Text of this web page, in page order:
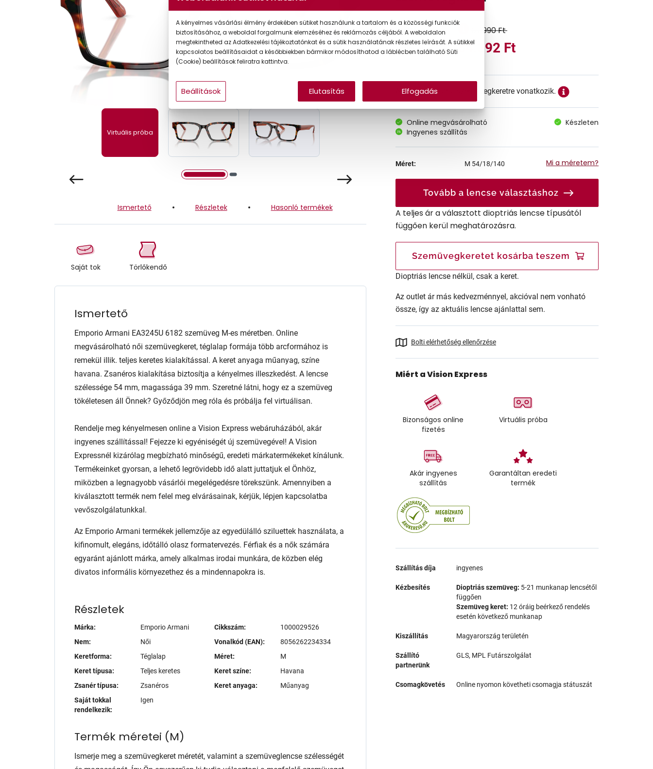
Gyermek
Virtuális próba
Ismertető Részletek Hasonló termékek
Saját tok Törlőkendő
Ismertető
Emporio Armani EA3245U 6182 szemüveg M-es méretben. Online
megvásárolható női szemüvegkeret, téglalap formája több arcformához is
remekül illik. teljes keretes kialakítással. A keret anyaga műanyag, színe
havana. Zsanéros kialakítása biztosítja a kényelmes illeszkedést. A lencse
szélessége 54 mm, magassága 39 mm. Szeretné látni, hogy ez a szemüveg
tökéletesen áll Önnek? Győződjön meg róla és próbálja fel virtuálisan.
Rendelje meg kényelmesen online a Vision Express webáruházából, akár
ingyenes szállítással! Fejezze ki egyéniségét új szemüvegével! A Vision
Expressnél kizárólag megbízható minőségű, eredeti márkatermékeket kínálunk.
Termékeinket gyorsan, a lehető legrövidebb idő alatt juttatjuk el Önhöz,
miközben a legnagyobb vásárlói megelégedésre törekszünk. Amennyiben a
kiválasztott termék nem felel meg elvárásainak, kérjük, lépjen kapcsolatba
vevőszolgálatunkkal.
Az Emporio Armani termékek jellemzője az egyedülálló sziluettek használata, a
kifinomult, elegáns, időtálló olasz formatervezés. Férfiak és a nők számára
egyaránt ajánlott márka, amely alkalmas irodai munkára, de közben elég
divatos informális környezethez és a mindennapokra is.
Részletek
Márka:
Emporio Armani
Nem:
Női
Keretforma:
Téglalap
Keret típusa:
Teljes keretes
Zsanér típusa:
Zsanéros
Saját tokkal
rendelkezik:
Igen
Cikkszám:
1000029526
Vonalkód (EAN):
8056262234334
Méret:
M
Keret színe:
Havana
Keret anyaga:
Műanyag
Termék méretei (M)
Ismerje meg a szemüvegkeret méretét, valamint a szemüveglencse szélességét
Korábbi ár: 67.990 Ft
Akciós ár: 54.392 Ft
A feltűntetett ár a szemüvegkeretre vonatkozik.
Online megvásárolható
Készleten
Ingyenes szállítás
Méret: M 54/18/140 Mi a méretem?
Tovább a lencse választáshoz
A teljes ár a választott dioptriás lencse típusától
függően kerül meghatározásra.
Szemüvegkeretet kosárba teszem
Dioptriás lencse nélkül, csak a keret.
Az outlet ár más kedvezménnyel, akcióval nem vonható
össze, így az aktuális lencse ajánlattal sem.
Bolti elérhetőség ellenőrzése
Miért a Vision Express
Bizonságos online
fizetés
Virtuális próba
Akár ingyenes
szállítás
Garantáltan eredeti
termék
Szállítás díja ingyenes
Kézbesítés Dioptriás szemüveg: 5-21 munkanap lencsétől
függően
Szemüveg keret: 12 óráig beérkező rendelés
esetén következő munkanap
Kiszállítás Magyarország területén
Szállító
partnerünk
GLS, MPL Futárszolgálat
Csomagkövetés Online nyomon követheti csomagja státuszát
A kényelmes vásárlási élmény érdekében sütiket használunk a tartalom és a közösségi funkciók
biztosításához, a weboldal forgalmunk elemzéséhez és reklámozás céljából. A weboldalon
megtekintheted az Adatkezelési tájékoztatónkat és a sütik használatának részletes leírását. A sütikkel
kapcsolatos beállításaidat a későbbiekben bármikor módosíthatod a láblécben található Süti
(Cookie) beállítások feliratra kattintva.
Beállítások Elutasítás Elfogadás